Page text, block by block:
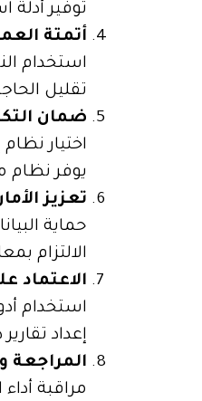
توفير
أتمتة
استخدام
تقليل
ضمان
اختيار
يوفر نظام
تعزيز
حماية
الالتزام
الاعتماد
استخدام
إعداد
المراجعة
مراقبة